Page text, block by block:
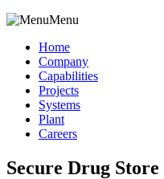
Menu
Home
Company
Capabilities
Projects
Systems
Plant
Careers
Secure Drug